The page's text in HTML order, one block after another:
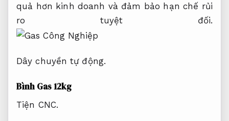
quả hơn kinh doanh và đảm bảo hạn chế rủi
ro tuyệt đối.
Dây chuyền tự động.
Bình Gas 12kg
Tiện CNC.